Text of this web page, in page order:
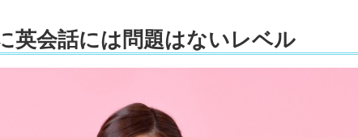
英会話には問題はないレベル